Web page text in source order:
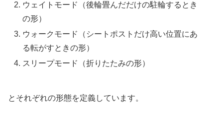
ウェイトモード（後輪畳んだだけの駐輪するとき
の形）
ウォークモード（シートポストだけ高い位置にあ
る転がすときの形）
スリープモード（折りたたみの形）
とそれぞれの形態を定義しています。